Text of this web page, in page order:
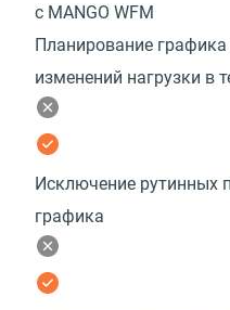
с MANGO WFM
Планирование
изменений нагрузки в
Исключение рутинных
графика